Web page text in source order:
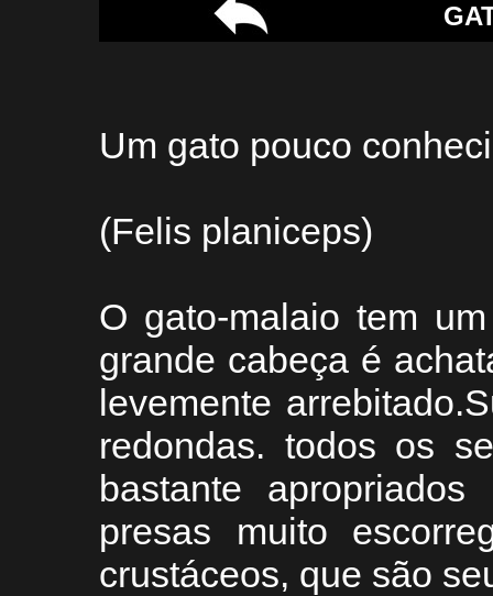
Um gato pouco
(Felis planiceps)
O gato-malaio tem
grande cabeça é
levemente
redondas. todos os
bastante
presas muito
crustáceos, que são